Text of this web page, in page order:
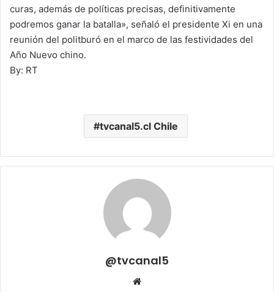
curas, además de políticas precisas, definitivamente
podremos ganar la batalla», señaló el presidente Xi en una
reunión del politburó en el marco de las festividades del
Año Nuevo chino.
By: RT
tvcanal5.cl Chile
@tvcanal5